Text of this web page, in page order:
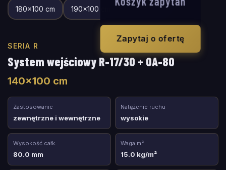
Zapytaj o ofertę
180×100 cm 190×100 200 cm
SERIA R
System wejściowy R-17/30 + OA-80
140×100 cm
Zastosowanie
zewnętrzne i wewnętrzne
Natężenie ruchu
wysokie
Wysokość całk.
80.0 mm
Waga m²
15.0 kg/m²